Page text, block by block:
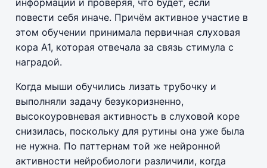
информации и проверяя, что будет, если
повести себя иначе. Причём активное участие в
этом обучении принимала первичная слуховая
кора А1, которая отвечала за связь стимула с
наградой.
Когда мыши обучились лизать трубочку и
выполняли задачу безукоризненно,
высокоуровневая активность в слуховой коре
снизилась, поскольку для рутины она уже была
не нужна. По паттернам той же нейронной
активности нейробиологи различили, когда